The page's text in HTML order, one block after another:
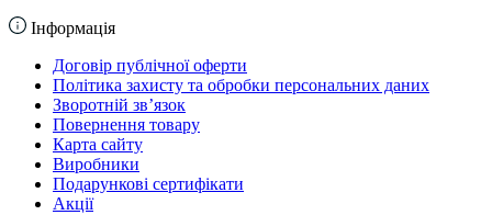
Інформація
Договір публічної оферти
Політика захисту та обробки персональних даних
Зворотній зв’язок
Повернення товару
Карта сайту
Виробники
Подарункові сертифікати
Акції